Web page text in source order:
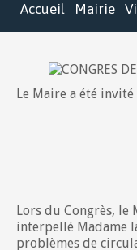
Accueil Mairie
Le Maire a été
Lors du Congrès, le
interpellé Madame
problèmes de